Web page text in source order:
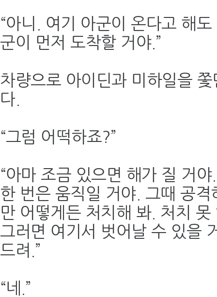
“아니. 여기 아군이 온다고 해
군이 먼저 도착할 거야.”
차량으로 아이딘과 미하일을
다.
“그럼 어떡하죠?”
“아마 조금 있으면 해가 질 거
한 번은 움직일 거야. 그때 공
만 어떻게든 처치해 봐. 처치
그러면 여기서 벗어날 수 있을
드려.”
“네.”